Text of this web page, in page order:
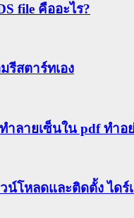
file คืออะไร?
รีสตาร์ทเอง
าลายเซ็นใน pdf ทำอ
น์โหลดและติดตั้ง ไดร์เ